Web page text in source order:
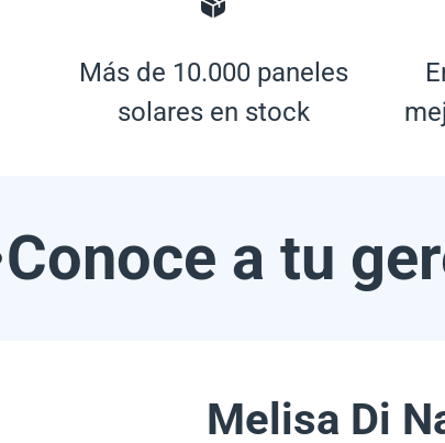
Más de 10.000 paneles
solares en stock
Conoce a tu
Melisa Di